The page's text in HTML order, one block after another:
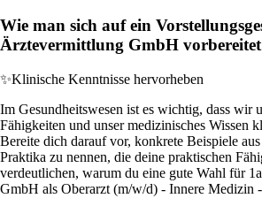
Wie man sich auf ein
Ärztevermittlung GmbH vorbereitet
✨Klinische Kenntnisse hervorheben
Im Gesundheitswesen ist es wichtig, dass wir
Fähigkeiten und unser medizinisches Wissen
Bereite dich darauf vor, konkrete Beispiele
Praktika zu nennen, die deine praktischen
verdeutlichen, warum du eine gute Wahl für
GmbH als Oberarzt (m/w/d) - Innere Medizin